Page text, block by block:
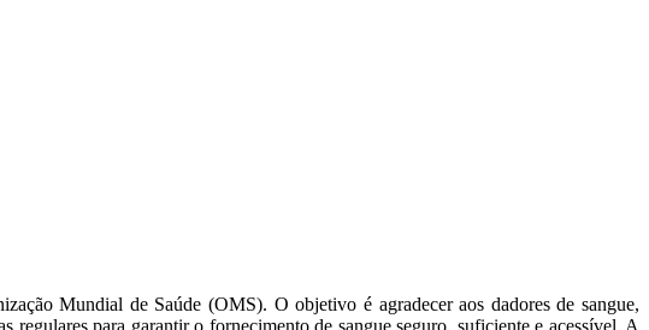
Mundial de Saúde (OMS). O objetivo é agradecer aos dadores de sangue,
regulares para garantir o fornecimento de sangue seguro, suficiente e acessível. A